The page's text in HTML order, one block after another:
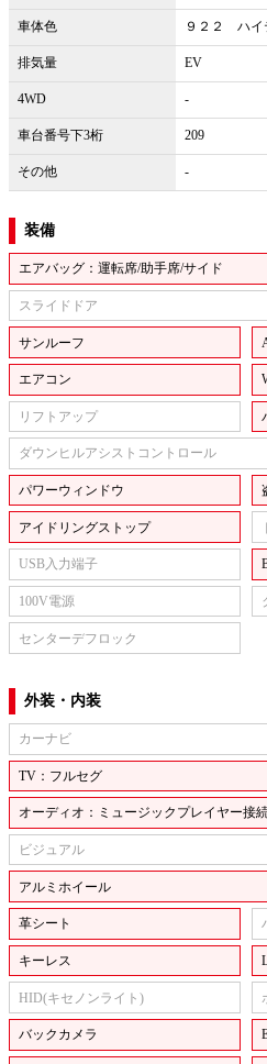
車体色 ９２２ ハイ
排気量 EV
4WD -
車台番号下3桁 209
その他 -
装備
エアバッグ：運転席/助手席/サイド
スライドドア
サンルーフ
エアコン
リフトアップ
ダウンヒルアシストコントロール
パワーウィンドウ
アイドリングストップ
USB入力端子
100V電源
センターデフロック
外装・内装
カーナビ
TV：フルセグ
オーディオ：ミュージックプレイヤー接
ビジュアル
アルミホイール
革シート
キーレス
HID(キセノンライト)
バックカメラ